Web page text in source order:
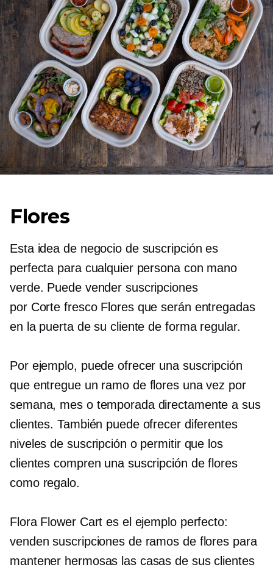
Flores
Esta idea de negocio de suscripción es
perfecta para cualquier persona con mano
verde. Puede vender suscripciones
por Corte frescoFlores que serán entregadas
en la puerta de su cliente de forma regular.
Por ejemplo, puede ofrecer una suscripción
que entregue un ramo de flores una vez por
semana, mes o temporada directamente a sus
clientes. También puede ofrecer diferentes
niveles de suscripción o permitir que los
clientes compren una suscripción de flores
como regalo.
Flora Flower Cart es el ejemplo perfecto:
venden suscripciones de ramos de flores para
mantener hermosas las casas de sus clientes